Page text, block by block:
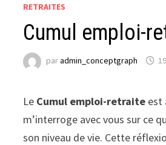
RETRAITES
Cumul emploi-
paradmin_conceptgraph
Le Cumul emploi-retraite est
m’interroge avec vous sur ce
son niveau de vie. Cette